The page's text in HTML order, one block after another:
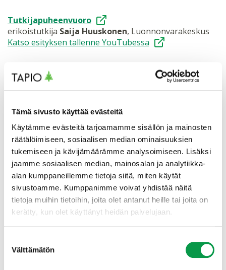
Tämä sivusto käyttää evästeitä
Käytämme evästeitä tarjoamamme sisällön ja mainosten
räätälöimiseen, sosiaalisen median ominaisuuksien
tukemiseen ja kävijämäärämme analysoimiseen. Lisäksi
jaamme sosiaalisen median, mainosalan ja analytiikka-
alan kumppaneillemme tietoja siitä, miten käytät
sivustoamme. Kumppanimme voivat yhdistää näitä
tietoja muihin tietoihin, joita olet antanut heille tai joita on
kerätty, kun olet käyttänyt heidän palvelujaan.
valinta
Välttämätön
Tutkijapuheenvuoro
erikoistutkija Saija Huuskonen, Luonnonvarakeskus
Katso esityksen tallenne YouTubessa
Kommenttipuheenvuoro​
metsänhoitopäällikkö
, Metsä Group​
Katso esityksen tallenne YouTubessa
Kommenttipuheenvuoro
lehtoriAntti Sipilä, Hämeen ammattikorkeakoulu​
Katso esityksen tallenne YouTubessa
Klo 11 Yhteenveto ja tilaisuuden päätös
Katso esityksen tallenne YouTubessa